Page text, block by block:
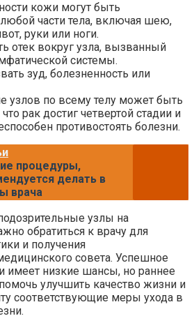
кожи могут быть
части тела, включая шею,
руки или ноги.
отек вокруг узла, вызванный
системы.
зуд, болезненность или
узлов по всему телу может быть
рак достиг четвертой стадии и
противостоять болезни.
процедуры,
делать в
врача
узлы на
обратиться к врачу для
и получения
совета. Успешное
имеет низкие шансы, но раннее
улучшить качество жизни и
соответствующие меры ухода в